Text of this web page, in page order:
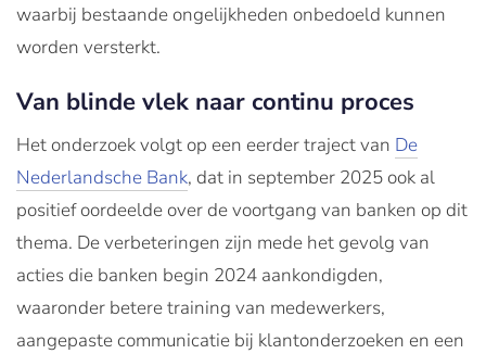
waarbij bestaande ongelijkheden onbedoeld kunnen
worden versterkt.
Van blinde vlek naar continu proces
Het onderzoek volgt op een eerder traject van De
Nederlandsche Bank, dat in september 2025 ook al
positief oordeelde over de voortgang van banken op dit
thema. De verbeteringen zijn mede het gevolg van
acties die banken begin 2024 aankondigden,
waaronder betere training van medewerkers,
aangepaste communicatie bij klantonderzoeken en een